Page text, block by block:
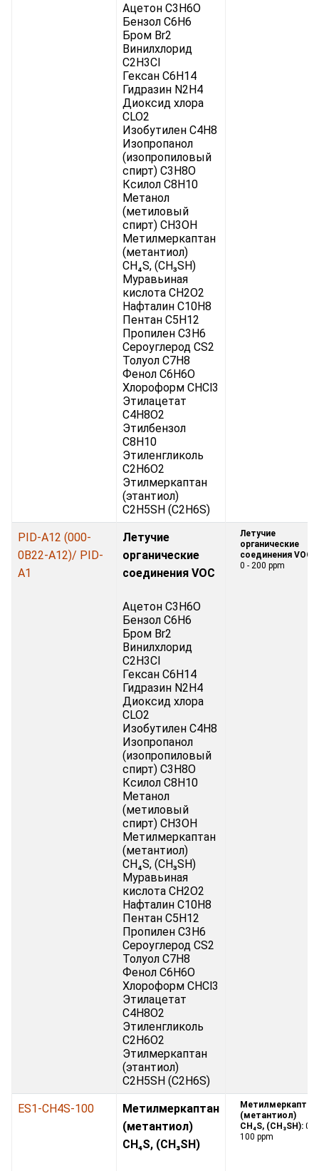
Ацетон C3H6O
Бензол C6H6
Бром Br2
Винилхлорид
C2H3Cl
Гексан C6H14
Гидразин N2H4
Диоксид хлора
CLO2
Изобутилен C4H8
Изопропанол
(изопропиловый
спирт) C3H8O
Ксилол C8H10
Метанол
(метиловый
спирт) CH3OH
Метилмеркаптан
(метантиол)
CH₄S, (CH₃SH)
Муравьиная
кислота CH2O2
Нафталин C10H8
Пентан C5H12
Пропилен C3H6
Сероуглерод CS2
Толуол C7H8
Фенол C6H6O
Хлороформ CHCl3
Этилацетат
C4H8O2
Этилбензол
C8H10
Этиленгликоль
C2H6O2
Этилмеркаптан
(этантиол)
C2H5SH (C2H6S)
PID-A12 (000-
0B22-A12)/ PID-
A1
Летучие
органические
соединения VOC
Ацетон C3H6O
Бензол C6H6
Бром Br2
Винилхлорид
C2H3Cl
Гексан C6H14
Гидразин N2H4
Диоксид хлора
CLO2
Изобутилен C4H8
Изопропанол
(изопропиловый
спирт) C3H8O
Ксилол C8H10
Метанол
(метиловый
спирт) CH3OH
Метилмеркаптан
(метантиол)
CH₄S, (CH₃SH)
Муравьиная
кислота CH2O2
Нафталин C10H8
Пентан C5H12
Пропилен C3H6
Сероуглерод CS2
Толуол C7H8
Фенол C6H6O
Хлороформ CHCl3
Этилацетат
C4H8O2
Этиленгликоль
C2H6O2
Этилмеркаптан
(этантиол)
C2H5SH (C2H6S)
Летучие
органические
соединения VOC:
0 - 200 ppm
ES1-CH4S-100
Метилмеркаптан
(метантиол)
CH₄S, (CH₃SH)
Метилмеркаптан
(метантиол)
CH₄S, (CH₃SH): 0 -
100 ppm